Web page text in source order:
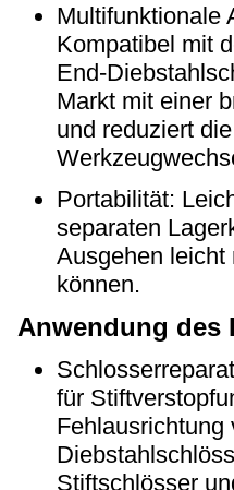
Multifunktionale
Kompatibel mit
End-
Markt mit einer
und reduziert
Portabilität:
separaten
Ausgehen leicht
können.
Anwendung des
für
Fehlausrichtung
Stiftschlösser